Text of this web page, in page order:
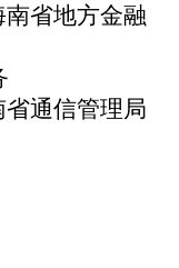
南省地方金融
理局